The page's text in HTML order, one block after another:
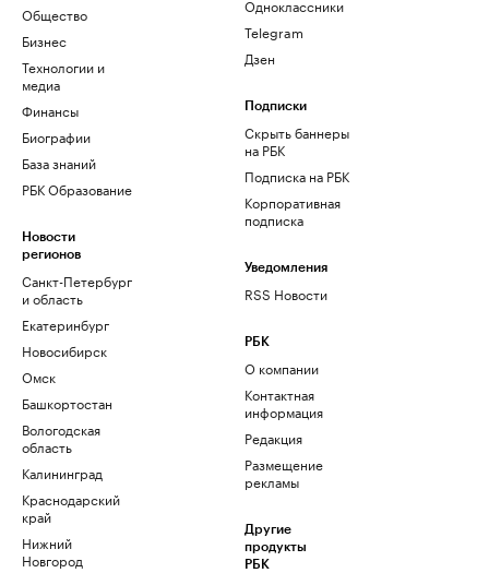
Общество
Бизнес
Технологии и
медиа
Финансы
Биографии
База знаний
РБК Образование
Новости
регионов
Санкт-Петербург
и область
Екатеринбург
Новосибирск
Омск
Башкортостан
Вологодская
область
Калининград
Краснодарский
край
Нижний
Новгород
Одноклассники
Telegram
Дзен
Подписки
Скрыть баннеры
на РБК
Подписка на РБК
Корпоративная
подписка
Уведомления
RSS Новости
РБК
О компании
Контактная
информация
Редакция
Размещение
рекламы
Другие
продукты
РБК